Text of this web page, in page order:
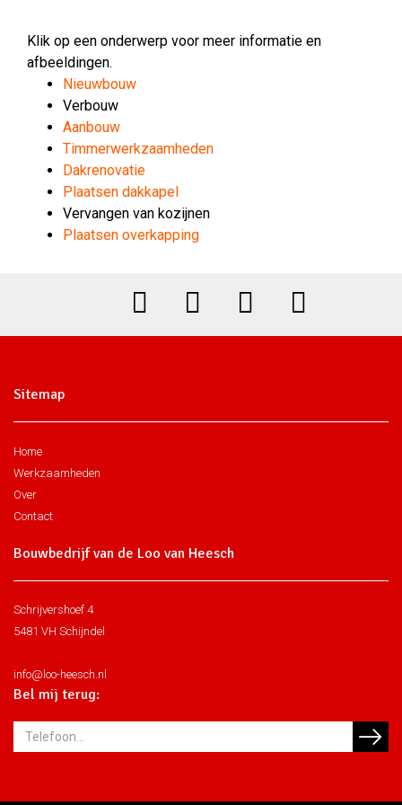
Klik op een onderwerp voor meer informatie en
afbeeldingen.
Nieuwbouw
Verbouw
Aanbouw
Timmerwerkzaamheden
Dakrenovatie
Plaatsen dakkapel
Vervangen van kozijnen
Plaatsen overkapping
Sitemap
Home
Werkzaamheden
Over
Contact
Bouwbedrijf van de Loo van Heesch
Schrijvershoef 4
5481 VH Schijndel
info@loo-heesch.nl
Bel mij terug: